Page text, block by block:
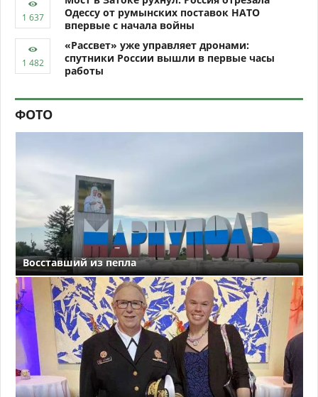
Одессу от румынских поставок НАТО
впервые с начала войны
«Рассвет» уже управляет дронами:
спутники России вышли в первые часы
работы
ФОТО
Восставший из пепла